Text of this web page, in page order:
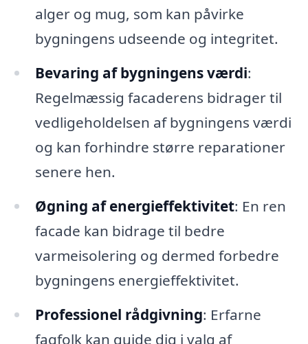
alger og mug, som kan påvirke
bygningens udseende og integritet.
Bevaring af bygningens værdi:
Regelmæssig facaderens bidrager til
vedligeholdelsen af bygningens værdi
og kan forhindre større reparationer
senere hen.
Øgning af energieffektivitet: En ren
facade kan bidrage til bedre
varmeisolering og dermed forbedre
bygningens energieffektivitet.
Professionel rådgivning: Erfarne
fagfolk kan guide dig i valg af